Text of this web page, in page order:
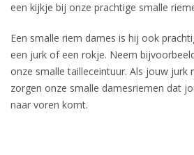
een kijkje bij onze prachtige smalle
Een smalle riem dames is hij ook
een jurk of een rokje. Neem
onze smalle tailleceintuur. Als jouw jurk
zorgen onze smalle damesriemen dat
naar voren komt.